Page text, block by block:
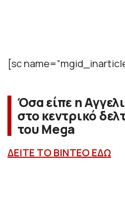
[sc
Όσα είπε η
στο κεντρικό
του Mega
ΔΕΙΤΕ ΤΟ ΒΙΝΤΕΟ ΕΔΩ